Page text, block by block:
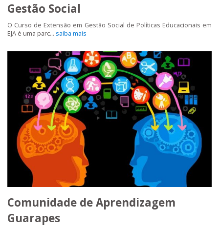
Gestão Social
O Curso de Extensão em Gestão Social de Políticas Educacionais em
EJA é uma parc... saiba mais
Comunidade de Aprendizagem
Guarapes